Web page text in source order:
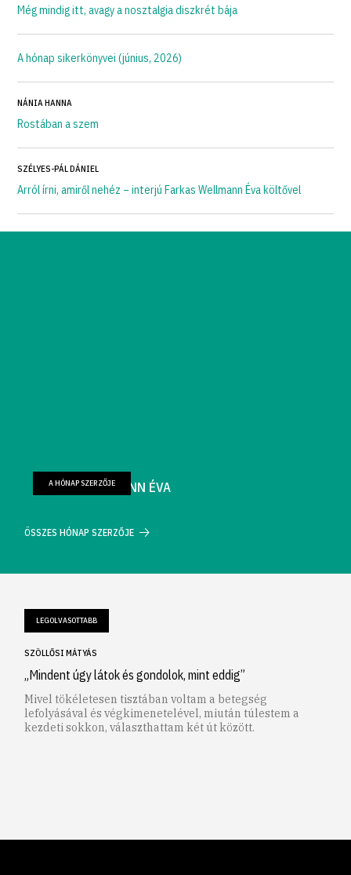
Még mindig itt, avagy a nosztalgia diszkrét bája
A hónap sikerkönyvei (június, 2026)
NÁNIA HANNA
Rostában a szem
SZÉLYES-PÁL DÁNIEL
Arról írni, amiről nehéz – interjú Farkas Wellmann Éva költővel
FARKAS WELLMANN ÉVA
A HÓNAP SZERZŐJE
ÖSSZES HÓNAP SZERZŐJE
LEGOLVASOTTABB
SZÖLLŐSI MÁTYÁS
„Mindent úgy látok és gondolok, mint eddig”
Mivel tökéletesen tisztában voltam a betegség
lefolyásával és végkimenetelével, miután túlestem a
kezdeti sokkon, választhattam két út között.